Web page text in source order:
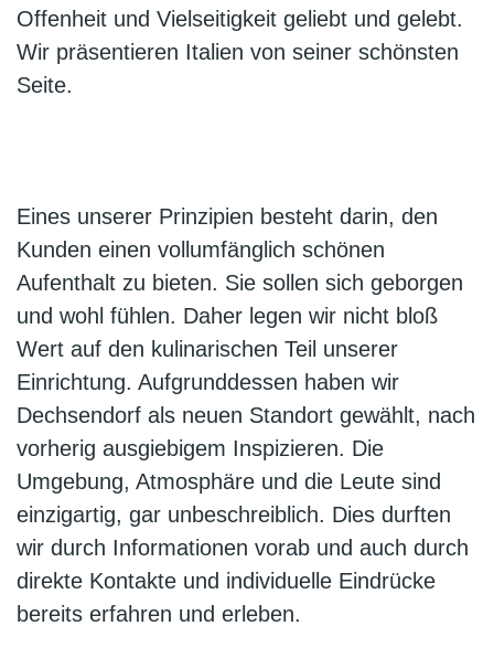
Offenheit und Vielseitigkeit geliebt und gelebt.
Wir präsentieren Italien von seiner schönsten
Seite.
Eines unserer Prinzipien besteht darin, den
Kunden einen vollumfänglich schönen
Aufenthalt zu bieten. Sie sollen sich geborgen
und wohl fühlen. Daher legen wir nicht bloß
Wert auf den kulinarischen Teil unserer
Einrichtung. Aufgrunddessen haben wir
Dechsendorf als neuen Standort gewählt, nach
vorherig ausgiebigem Inspizieren. Die
Umgebung, Atmosphäre und die Leute sind
einzigartig, gar unbeschreiblich. Dies durften
wir durch Informationen vorab und auch durch
direkte Kontakte und individuelle Eindrücke
bereits erfahren und erleben.